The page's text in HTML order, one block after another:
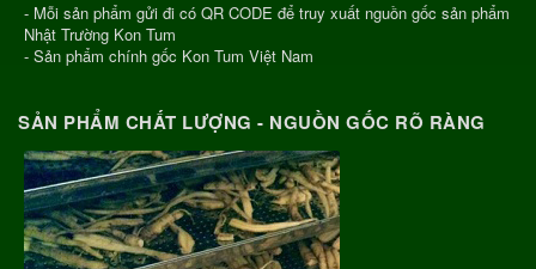
- Mỗi sản phẩm gửi đi có QR CODE để truy xuất nguồn gốc sản phẩm
Nhật Trường Kon Tum
- Sản phẩm chính gốc Kon Tum Việt Nam
SẢN PHẨM CHẤT LƯỢNG - NGUỒN GỐC RÕ RÀNG